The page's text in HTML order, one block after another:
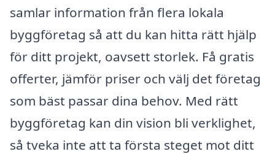
samlar information från flera lokala
byggföretag så att du kan hitta rätt hjälp
för ditt projekt, oavsett storlek. Få gratis
offerter, jämför priser och välj det företag
som bäst passar dina behov. Med rätt
byggföretag kan din vision bli verklighet,
så tveka inte att ta första steget mot ditt